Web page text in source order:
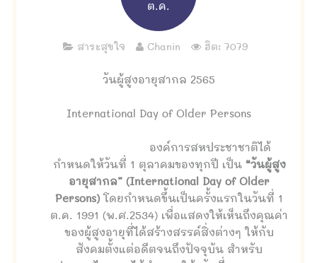
ต.ค.
สาระสุขใจ Chanin ฮิต: 7079
วันผู้สูงอายุสากล 2565
International Day of Older Persons
องค์การสหประชาชาติได้
กำหนดให้วันที่ 1 ตุลาคมของทุกปี เป็น “วันผู้สูง
อายุสากล” (International Day of Older
Persons) โดยกำหนดขึ้นเป็นครั้งแรกในวันที่ 1
ต.ค. 1991 (พ.ศ.2534) เพื่อแสดงให้เห็นถึงคุณค่า
ของผู้สูงอายุที่ได้สร้างสรรค์สิ่งต่างๆ ให้กับ
สังคมตั้งแต่อดีตจนถึงปัจจุบัน สำหรับ